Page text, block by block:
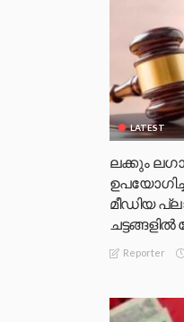
LATEST
ലക്കും
മീഡിയ
ചട്ടങ്ങളില്‍
Reporter